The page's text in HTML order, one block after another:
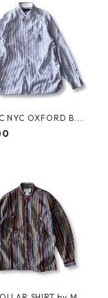
NYC OXFORD B.D.
Polo Ralph Lauren